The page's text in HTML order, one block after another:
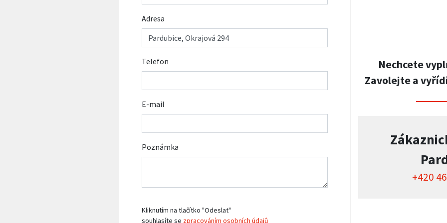
Adresa
Telefon
E-mail
Poznámka
Kliknutím na tlačítko "Odeslat"
souhlasíte se zpracováním osobních údajů
Nechcete
Zavolejte a
+420